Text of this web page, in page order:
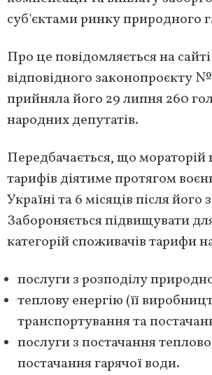
суб'єктами ринку природного
Про це повідомляється на
відповідного законопроєкту №
прийняла його 29 липня 260
народних депутатів.
Передбачається, що
тарифів діятиме протягом
Україні та 6 місяців після
Забороняється підвищувати
категорій споживачів тарифи
послуги з розподілу
теплову енергію (її
транспортування та
послуги з постачання
постачання гарячої води.